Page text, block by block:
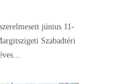
június 11-
Szabadtéri